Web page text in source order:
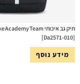
[Da2571-010]
מידע נוסף